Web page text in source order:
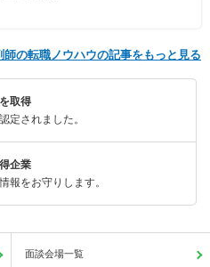
師の転職ノウハウの記事をもっと見る
取得
定されました。
企業
報をお守りします。
面談会場一覧